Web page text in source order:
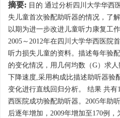
摘要: 目的 通过分析四川大学华西
失儿童首次验配助听器的情况，了
以期为进一步改进儿童听力康复工
2005～2012年在四川大学华西医院
听力损失儿童的资料。描述每年验
的变化情况，用几何均数（G）求
下降速度,采用构成比描述助听器验
变化进行直线回归分析。 结果 共
西医院成功验配助听器。2005年助
后逐年增加，2009年增加至170例